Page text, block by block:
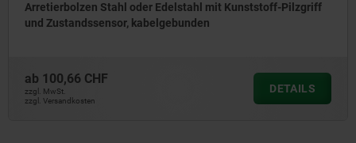
Arretierbolzen Stahl oder Edelstahl mit Kunststoff-Pilzgriff
und Zustandssensor, kabelgebunden
ab 100,66 CHF
zzgl. MwSt.
zzgl. Versandkosten
DETAILS